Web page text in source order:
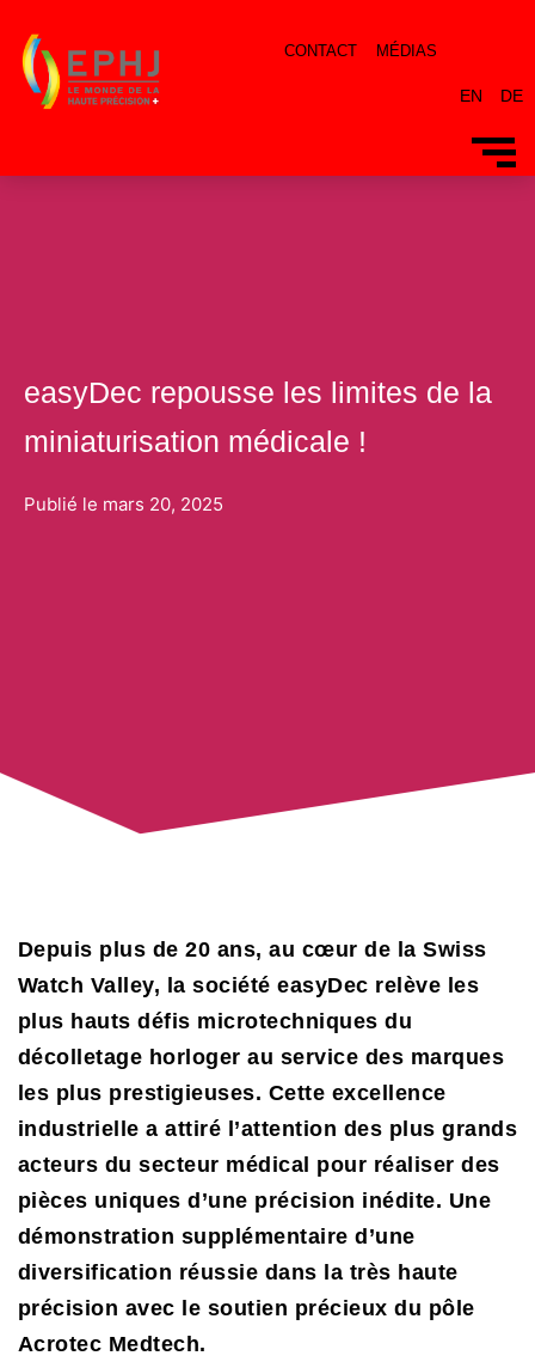
CONTACT MÉDIAS
EN DE
easyDec repousse les limites de la
miniaturisation médicale !
Publié le mars 20, 2025
Depuis plus de 20 ans, au cœur de la Swiss
Watch Valley, la société easyDec relève les
plus hauts défis microtechniques du
décolletage horloger au service des marques
les plus prestigieuses. Cette excellence
industrielle a attiré l’attention des plus grands
acteurs du secteur médical pour réaliser des
pièces uniques d’une précision inédite. Une
démonstration supplémentaire d’une
diversification réussie dans la très haute
précision avec le soutien précieux du pôle
Acrotec Medtech.